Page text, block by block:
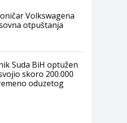
Volkswagena
otpuštanja
Suda BiH optužen
skoro 200.000
oduzetog